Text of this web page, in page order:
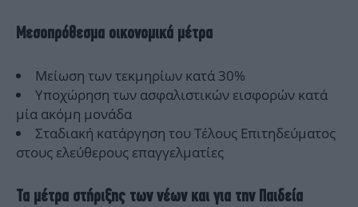
Μεσοπρόθεσμα οικονομικά μέτρα
Μείωση των τεκμηρίων κατά 30%
Υποχώρηση των ασφαλιστικών εισφορών κατά
μία ακόμη μονάδα
Σταδιακή κατάργηση του Τέλους Επιτηδεύματος
στους ελεύθερους επαγγελματίες
Τα μέτρα στήριξης των νέων και για την Παιδεία